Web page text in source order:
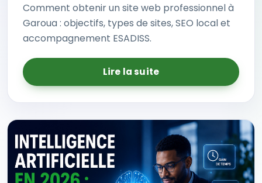
Comment obtenir un site web professionnel à
Garoua : objectifs, types de sites, SEO local et
accompagnement ESADISS.
Lire la suite